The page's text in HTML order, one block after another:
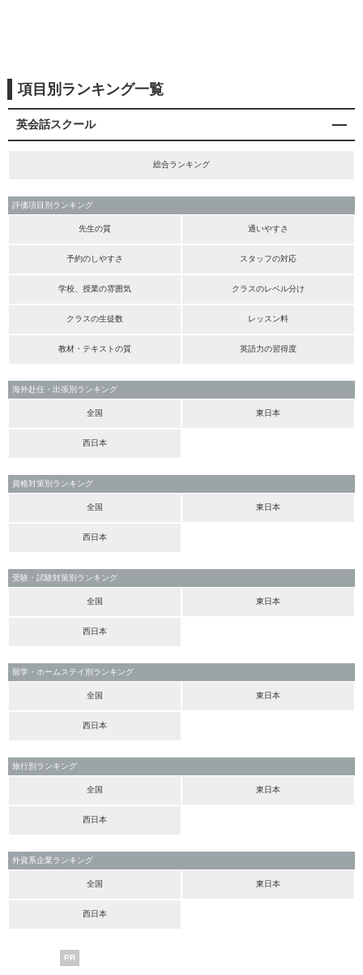
項目別ランキング一覧
英会話スクール
総合ランキング
評価項目別ランキング
先生の質 通いやすさ
予約のしやすさ スタッフの対応
学校、授業の雰囲気 クラスのレベル分け
クラスの生徒数 レッスン料
教材・テキストの質 英語力の習得度
海外赴任・出張別ランキング
全国 東日本
西日本
資格対策別ランキング
全国 東日本
西日本
受験・試験対策別ランキング
全国 東日本
西日本
留学・ホームステイ別ランキング
全国 東日本
西日本
旅行別ランキング
全国 東日本
西日本
外資系企業ランキング
全国 東日本
西日本
PR